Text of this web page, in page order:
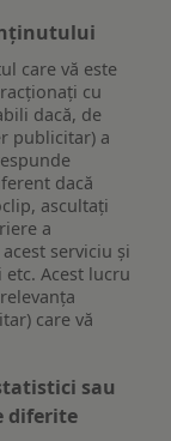
care vă este
cu
dacă, de
publicitar) a
dacă
ascultați
a
serviciu și
Acest lucru
care vă
sau
diferite